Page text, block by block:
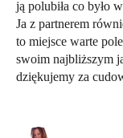
ją polubiła co było
Ja z partnerem
to miejsce warte
swoim najbliższym
dziękujemy za